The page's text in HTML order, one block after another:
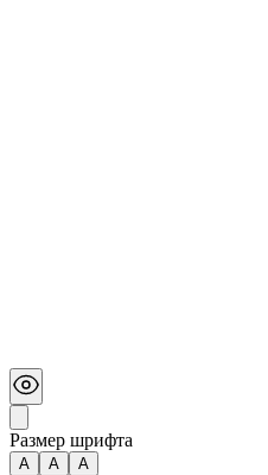
Размер шрифта
А A A